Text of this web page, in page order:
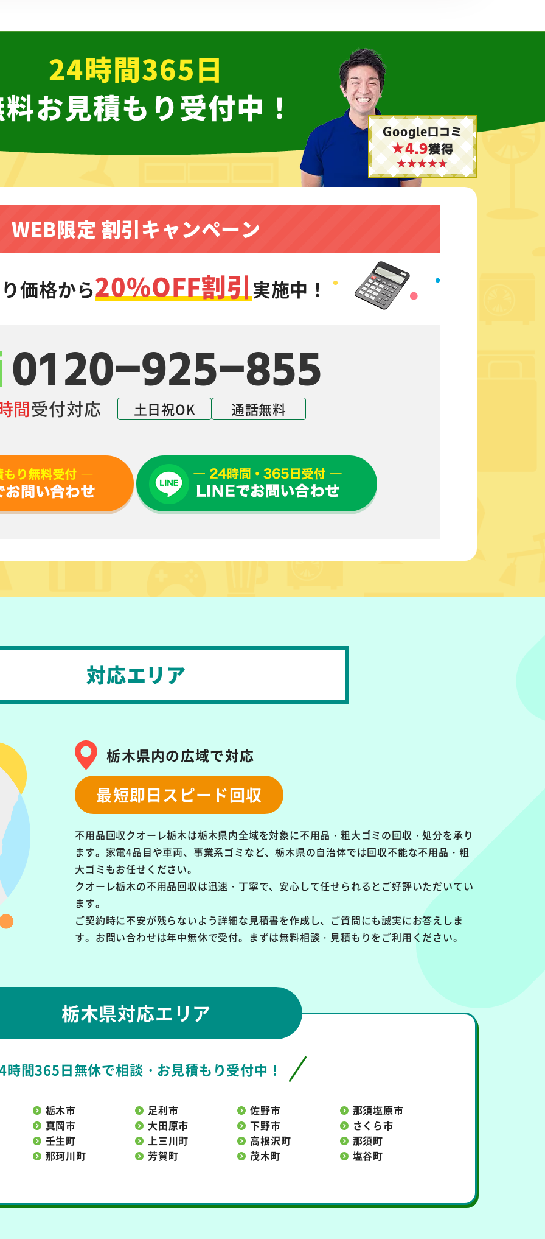
24時間365日
お見積もり受付中！
Google口コミ
★4.9獲得
WEB限定 割引キャンペーン
価格から20%OFF割引実施中！
0120-925-855
間受付対応 土日祝OK 通話無料
対応エリア
栃木県内の広域で対応
最短即日スピード回収
不用品回収クオーレ栃木は栃木県内全域を対象に不用品・粗大ゴミの回収・処分を承り
ます。 家電4品目や車両、事業系ゴミなど、栃木県の自治体では回収不能な不用品・粗
大ゴミもお任せください。
クオーレ栃木の不用品回収は迅速・丁寧で、安心して任せられるとご好評いただいてい
ます。
ご契約時に不安が残らないよう詳細な見積書を作成し、ご質問にも誠実にお答えしま
す。お問い合わせは年中無休で受付。まずは無料相談・見積もりをご利用ください。
栃木県対応エリア
時間365日無休で相談・お見積もり受付中！
栃木市 足利市 佐野市
那須塩原市
真岡市
大田原市 下野市
さくら市
壬生町
上三川町 高根沢町
那須町
那珂川町
芳賀町 茂木町 塩谷町